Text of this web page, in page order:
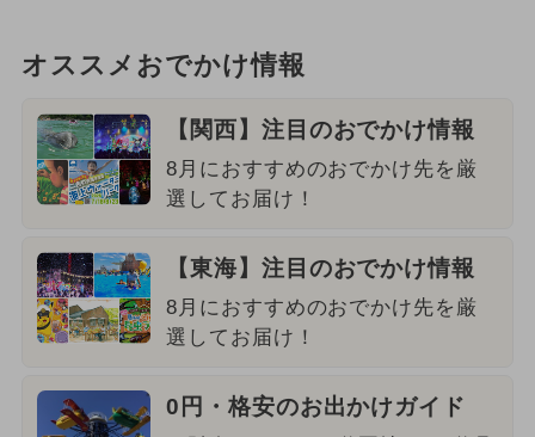
オススメおでかけ情報
【関西】注目のおでかけ情報
8月におすすめのおでかけ先を厳
選してお届け！
【東海】注目のおでかけ情報
8月におすすめのおでかけ先を厳
選してお届け！
0円・格安のお出かけガイド